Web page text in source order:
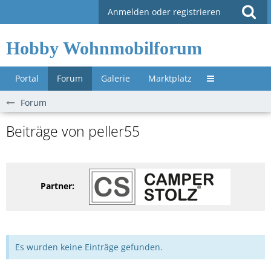
Anmelden oder registrieren
Hobby Wohnmobilforum
Portal Forum Galerie Marktplatz Untermenü »
Forum
Beiträge von peller55
Partner:
Es wurden keine Einträge gefunden.